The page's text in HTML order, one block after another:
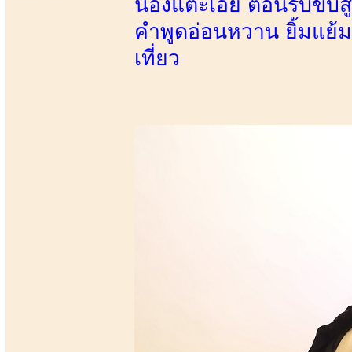
คำพูดอ่อนหวาน ยิ้มแย้ม
เที่ยว